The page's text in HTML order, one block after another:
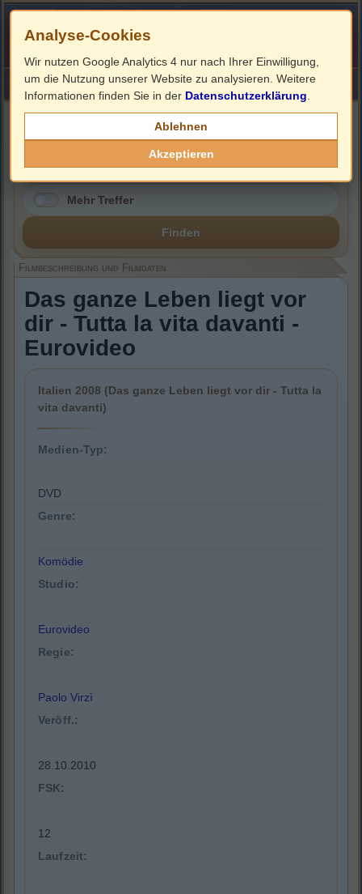
HOME ImpressumLinks
Filmbeschreibung, Cover & DVD Infos
Mehr Treffer
Finden
Filmbeschreibung und Filmdaten
Das ganze Leben liegt vor
dir - Tutta la vita davanti -
Eurovideo
Italien 2008 (Das ganze Leben liegt vor dir - Tutta la
vita davanti)
Medien-Typ:
DVD
Genre:
Komödie
Studio:
Eurovideo
Regie:
Paolo Virzì
Veröff.:
28.10.2010
FSK:
12
Laufzeit:
Analyse-Cookies
Wir nutzen Google Analytics 4 nur nach Ihrer Einwilligung,
um die Nutzung unserer Website zu analysieren. Weitere
Informationen finden Sie in der Datenschutzerklärung
Ablehnen
Akzeptieren